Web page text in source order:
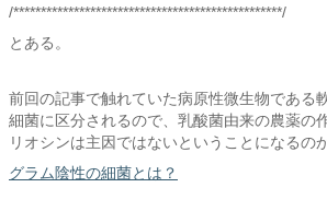
/*************************************************/
とある。
前回の記事で触れていた病原性微生物である
細菌に区分されるので、乳酸菌由来の農薬の
リオシンは主因ではないということになるのか
グラム陰性の細菌とは？